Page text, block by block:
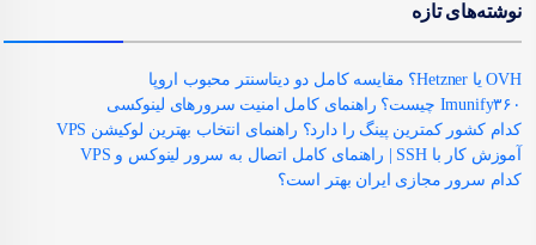
نوشته‌های تازه
OVH یا Hetzner؟ مقایسه کامل دو دیتاسنتر محبوب اروپا
Imunify۳۶۰ چیست؟ راهنمای کامل امنیت سرورهای لینوکسی
کدام کشور کمترین پینگ را دارد؟ راهنمای انتخاب بهترین لوکیشن VPS
آموزش کار با SSH | راهنمای کامل اتصال به سرور لینوکس و VPS
کدام سرور مجازی ایران بهتر است؟